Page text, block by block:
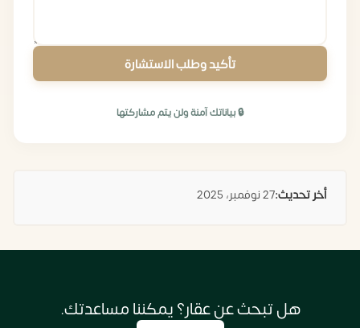
تأكيد وطلب الاستشارة
🔒 بياناتك آمنة ولن يتم مشاركتها
أخر تحديث:27 نوفمبر، 2025
هل تبحث عن عقار؟ يمكننا مساعدتك.